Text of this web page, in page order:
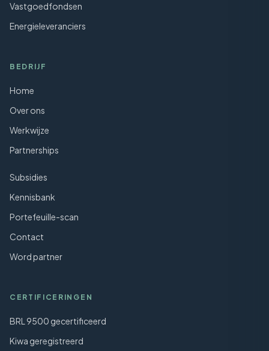
Vastgoedfondsen
Energieleveranciers
BEDRIJF
Home
Over ons
Werkwijze
Partnerships
Subsidies
Kennisbank
Portefeuille-scan
Contact
Word partner
CERTIFICERINGEN
BRL 9500 gecertificeerd
Kiwa geregistreerd